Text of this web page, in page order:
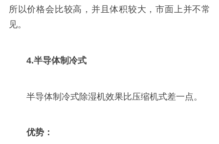
所以价格会比较高，并且体积较大，市面上并不常
见。
4.半导体制冷式
半导体制冷式除湿机效果比压缩机式差一点。
优势：